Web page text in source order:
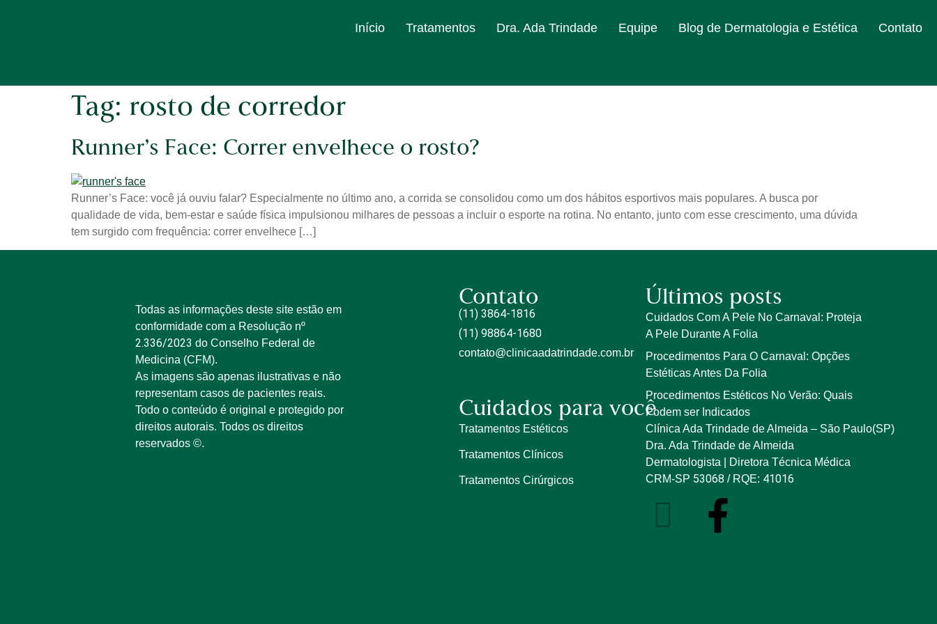
Início Tratamentos Dra. Ada Trindade Equipe Blog de Dermatologia e Estética Contato
Tag: rosto de corredor
Runner’s Face: Correr envelhece o rosto?
Runner’s Face: você já ouviu falar? Especialmente no último ano, a corrida se consolidou como um dos hábitos esportivos mais populares. A busca por
qualidade de vida, bem-estar e saúde física impulsionou milhares de pessoas a incluir o esporte na rotina. No entanto, junto com esse crescimento, uma dúvida
tem surgido com frequência: correr envelhece […]
Todas as informações deste site estão em
conformidade com a Resolução nº
2.336/2023 do Conselho Federal de
Medicina (CFM).
As imagens são apenas ilustrativas e não
representam casos de pacientes reais.
Todo o conteúdo é original e protegido por
direitos autorais. Todos os direitos
reservados ©.
Contato
(11) 3864-1816
(11) 98864-1680
contato@clinicaadatrindade.com.br
Cuidados para você
Tratamentos Estéticos
Tratamentos Clínicos
Tratamentos Cirúrgicos
Últimos posts
Cuidados Com A Pele No Carnaval: Proteja
A Pele Durante A Folia
Procedimentos Para O Carnaval: Opções
Estéticas Antes Da Folia
Procedimentos Estéticos No Verão: Quais
Podem ser Indicados
Clínica Ada Trindade de Almeida – São Paulo(SP)
Dra. Ada Trindade de Almeida
Dermatologista | Diretora Técnica Médica
CRM-SP 53068/ RQE: 41016